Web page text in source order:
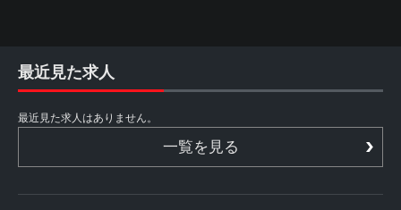
最近見た求人
最近見た求人はありません。
一覧を見る